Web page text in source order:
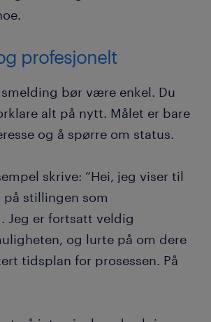
profesjonelt
bør være enkel. Du
alt på nytt. Målet er bare
og å spørre om status.
skrive: “Hei, jeg viser til
på stillingen som
Jeg er fortsatt veldig
og lurte på om dere
tidsplan for prosessen. På